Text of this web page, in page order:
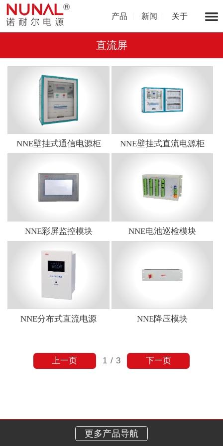
产品 新闻 关于
直流屏
NNE壁挂式通信电源柜 NNE壁挂式直流电源柜
NNE彩屏监控模块 NNE电池巡检模块
NNE分布式直流电源 NNE降压模块
1 / 3
上一页 下一页
更多产品导航